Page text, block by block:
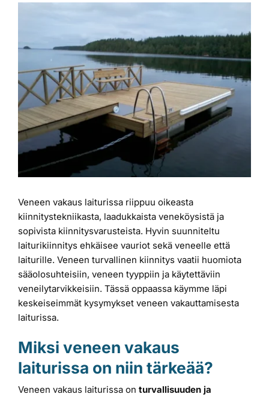
Valmistajat
Rahoitus
Asiakaskokemuksia
Veneen vakaus laiturissa riippuu oikeasta
kiinnitystekniikasta, laadukkaista veneköysistä ja
sopivista kiinnitysvarusteista. Hyvin suunniteltu
laiturikiinnitys ehkäisee vauriot sekä veneelle että
laiturille. Veneen turvallinen kiinnitys vaatii huomiota
sääolosuhteisiin, veneen tyyppiin ja käytettäviin
veneilytarvikkeisiin. Tässä oppaassa käymme läpi
keskeiseimmät kysymykset veneen vakauttamisesta
laiturissa.
Miksi veneen vakaus
laiturissa on niin tärkeää?
Veneen vakaus laiturissa on turvallisuuden ja